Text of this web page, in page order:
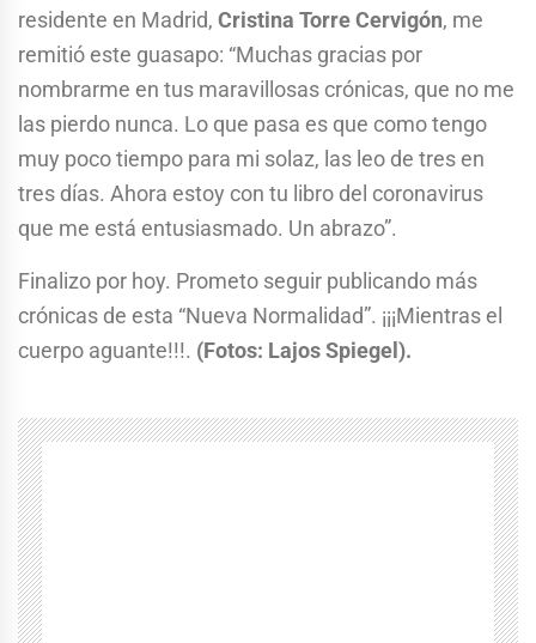
residente en Madrid, Cristina Torre Cervigón, me
remitió este guasapo: “Muchas gracias por
nombrarme en tus maravillosas crónicas, que no me
las pierdo nunca. Lo que pasa es que como tengo
muy poco tiempo para mi solaz, las leo de tres en
tres días. Ahora estoy con tu libro del coronavirus
que me está entusiasmado. Un abrazo”.
Finalizo por hoy. Prometo seguir publicando más
crónicas de esta “Nueva Normalidad”. ¡¡¡Mientras el
cuerpo aguante!!!. (Fotos: Lajos Spiegel).